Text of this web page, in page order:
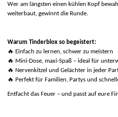
Wer am längsten einen kühlen Kopf
weiterbaut, gewinnt die Runde.
Warum Tinderblox so begeistert:
🔥 Einfach zu lernen, schwer zu meistern
🔥 Mini-Dose, maxi-Spaß – ideal für
🔥 Nervenkitzel und Gelächter in jeder
🔥 Perfekt für Familien, Partys und
Entfacht das Feuer – und passt auf eure